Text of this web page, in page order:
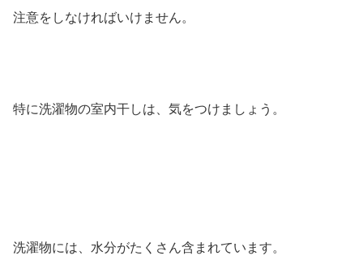
注意をしなければいけません。
特に洗濯物の室内干しは、気をつけましょう。
洗濯物には、水分がたくさん含まれています。